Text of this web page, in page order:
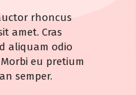
rhoncus
amet. Cras
aliquam odio
eu pretium
semper.